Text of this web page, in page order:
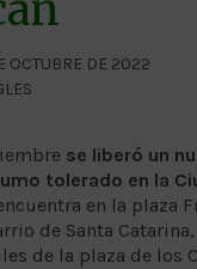
OCTUBRE DE 2022
se liberó un
tolerado en la
en la plaza
de Santa
de la plaza de los